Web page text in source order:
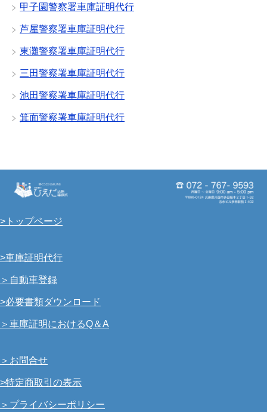
甲子園警察署車庫証明代行
芦屋警察署車庫証明代行
東灘警察署車庫証明代行
三田警察署車庫証明代行
池田警察署車庫証明代行
箕面警察署車庫証明代行
>トップページ
>車庫証明代行
＞自動車登録
>必要書類ダウンロード
＞車庫証明におけるQ＆A
＞お問合せ
>特定商取引の表示
＞プライバシーポリシー